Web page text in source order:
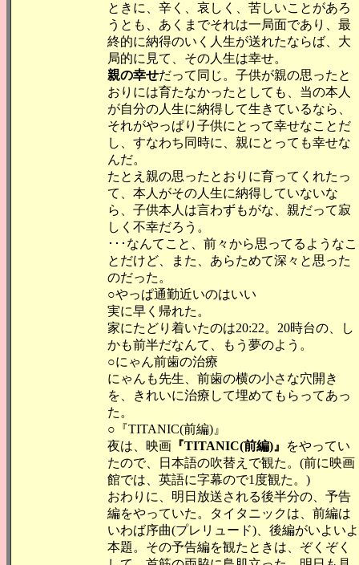
ときに、辛く、哀しく、苦しいことがあろ
うとも、あくまでそれは一局面であり、最
終的に納得のいく人生が送れたならば、大
局的に見て、その人生は幸せ。
親の幸せだって同じ。子供が親の思ったと
おりには育たなかったとしても、当の本人
が自分の人生に納得して生きているなら、
それがやっぱり子供にとって幸せなことだ
し、すなわち同時に、親にとっても幸せな
んだ。
たとえ親の思ったとおりに育ってくれたっ
て、本人がその人生に納得していないな
ら、子供本人は言わずもがな、親だって寂
しく不幸だろう。
･･･なんてこと、前々から思ってるようなこ
とだけど、また、あらためて深々と思った
のだった。
○やっぱ通勤近いのはいい
実に早く帰れた。
家にたどり着いたのは20:22。20時台の、し
かも前半だなんて、もう夢のよう。
○にゃん前歯の治療
にゃんも先生、前歯の横の小さな穴開き
を、きれいに治療して埋めてもらってあっ
た。
○『TITANIC(前編)』
夜は、映画 『TITANIC(前編)』
をやってい
たので、日本語の吹替えで観た。(前に映画
館では、英語に字幕ので1度観た。)
おわりに、明日放送される後半分の、予告
編をやっていた。タイタニックは、前編は
いわば序曲(プレリュード)、後編がいよいよ
本題。その予告編を観たときは、ぞくぞく